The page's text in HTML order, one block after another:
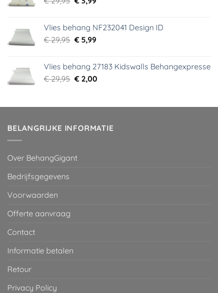
€ 29,95.€ 3,99.
Vlies behang NF232041 Design ID
€29,95 Oorspronkelijke
€ 29,95.
€5,99Huidige
€ 5,99.
Vlies behang 27183 Kidswalls Behangexpresse
€29,95 Oorspronkelijke
€ 29,95.
€2,00Huidige
€ 2,00.
BELANGRIJKE INFORMATIE
Over BehangGigant
Bedrijfsgegevens
Voorwaarden
Offerte aanvraag
Contact
Informatie betalen
Retour
Privacy Policy